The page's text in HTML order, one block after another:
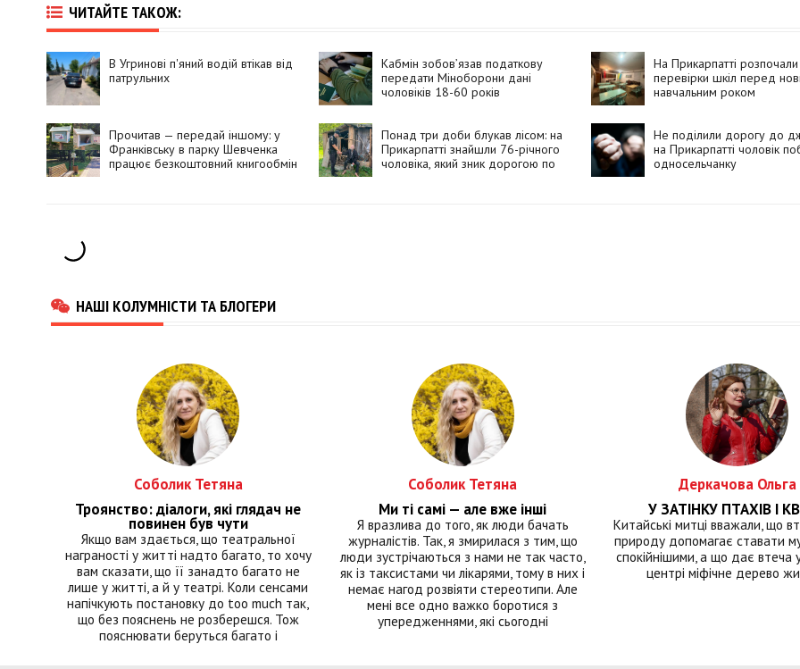
ЧИТАЙТЕ ТАКОЖ:
В Угринові п'яний водій втікав від
патрульних
Кабмін зобовʼязав податкову
передати Міноборони дані
чоловіків 18-60 років
На Прикарпатті розпочали
перевірки шкіл перед
навчальним роком
Прочитав — передай іншому: у
Франківську в парку Шевченка
працює безкоштовний книгообмін
Понад три доби блукав лісом: на
Прикарпатті знайшли 76-річного
чоловіка, який зник дорогою по
Не поділили дорогу до
на Прикарпатті чоловік
односельчанку
НАШІ КОЛУМНІСТИ ТА БЛОГЕРИ
Соболик Тетяна
Троянство: діалоги, які глядач не
повинен був чути
Якщо вам здається, що театральної
награності у житті надто багато, то хочу
вам сказати, що її занадто багато не
лише у житті, а й у театрі. Коли сенсами
напічкують постановку до too much так,
що без пояснень не розберешся. Тож
пояснювати беруться багато і
Соболик Тетяна
Ми ті самі — але вже інші
Я вразлива до того, як люди бачать
журналістів. Так, я змирилася з тим, що
люди зустрічаються з нами не так часто,
як із таксистами чи лікарями, тому в них і
немає нагод розвіяти стереотипи. Але
мені все одно важко боротися з
упередженнями, які сьогодні
Деркачова Ольга
У ЗАТІНКУ ПТАХІВ І
Китайські митці вважали, що
природу допомагає ставати
спокійнішими, а що дає втеча
центрі міфічне дерево